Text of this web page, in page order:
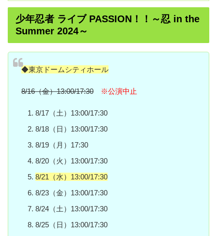
少年忍者 ライブ PASSION！！～忍 in the
Summer 2024～
◆東京ドームシティホール
8/16（金）13:00/17:30 ※公演中止
8/17（土）13:00/17:30
8/18（日）13:00/17:30
8/19（月）17:30
8/20（火）13:00/17:30
8/21（水）13:00/17:30
8/23（金）13:00/17:30
8/24（土）13:00/17:30
8/25（日）13:00/17:30